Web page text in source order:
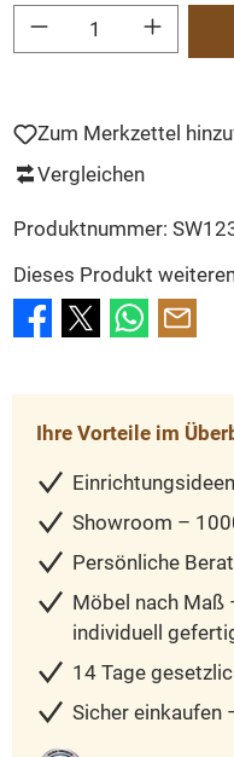
Produkt Anzahl: Gib den
Zum Merkzettel
Vergleichen
Produktnummer:
Dieses Produkt
Ihre Vorteile im
Showroom –
Persönliche
Möbel nach Maß
individuell
14 Tage
Sicher einkaufen